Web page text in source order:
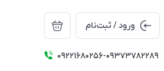
ورود / ثبت‌نام
09221680256-09373782289